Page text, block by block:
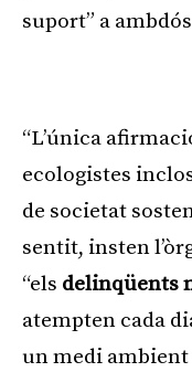
suport” a
“L’única
ecologistes
de societat
sentit, insten
“els delinqüents
atempten cada
un medi ambient